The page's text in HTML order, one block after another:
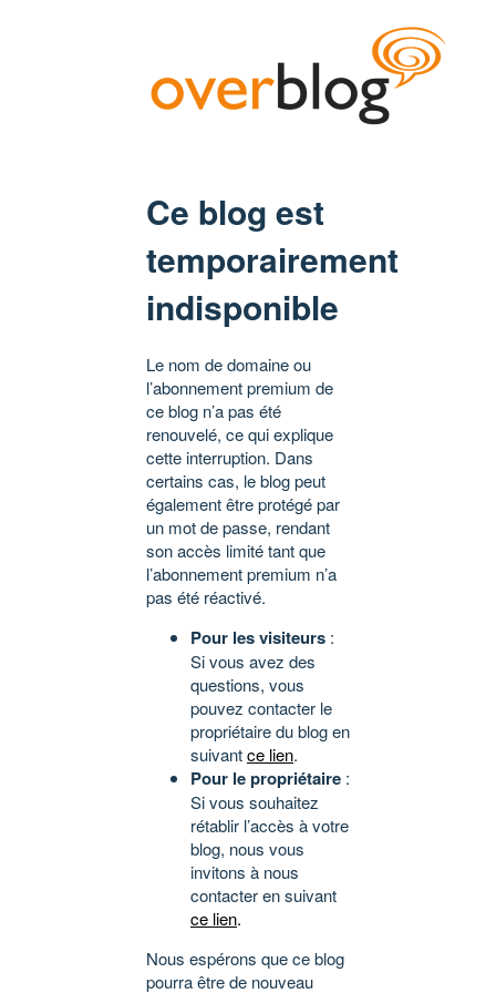
Ce blog est
temporairement
indisponible
Le nom de domaine ou
l’abonnement premium de
ce blog n’a pas été
renouvelé, ce qui explique
cette interruption. Dans
certains cas, le blog peut
également être protégé par
un mot de passe, rendant
son accès limité tant que
l’abonnement premium n’a
pas été réactivé.
Pour les visiteurs :
Si vous avez des
questions, vous
pouvez contacter le
propriétaire du blog en
suivantce lien.
Pour le propriétaire :
Si vous souhaitez
rétablir l’accès à votre
blog, nous vous
invitons à nous
contacter en suivant
ce lien.
Nous espérons que ce blog
pourra être de nouveau